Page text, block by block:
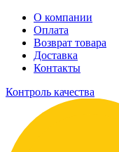
О компании
Оплата
Возврат товара
Доставка
Контакты
Контроль качества